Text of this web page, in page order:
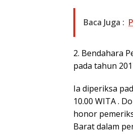
Baca Juga :
2. Bendahara
pada tahun
Ia diperiksa
10.00 WITA .
honor
Barat dalam